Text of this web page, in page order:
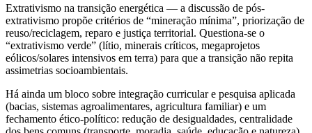
Extrativismo na transição energética — a discussão de pós-
extrativismo propõe critérios de “mineração mínima”, priorização de
reuso/reciclagem, reparo e justiça territorial. Questiona-se o
“extrativismo verde” (lítio, minerais críticos, megaprojetos
eólicos/solares intensivos em terra) para que a transição não repita
assimetrias socioambientais.
Há ainda um bloco sobre integração curricular e pesquisa aplicada
(bacias, sistemas agroalimentares, agricultura familiar) e um
fechamento ético-político: redução de desigualdades, centralidade